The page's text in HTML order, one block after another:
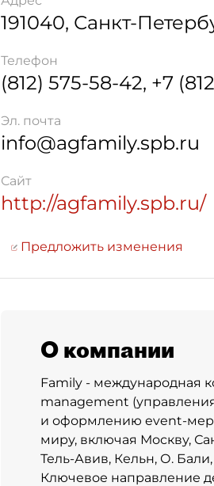
191040, Санкт-
Телефон
(812) 575-58-42, +7
Эл. почта
info@agfamily.spb.ru
Сайт
http://agfamily.spb.ru/
Предложить изменения
О компании
Family - международная
management
и оформлению event-
миру, включая Москву,
Тель-Авив, Кельн, О.
Ключевое направление